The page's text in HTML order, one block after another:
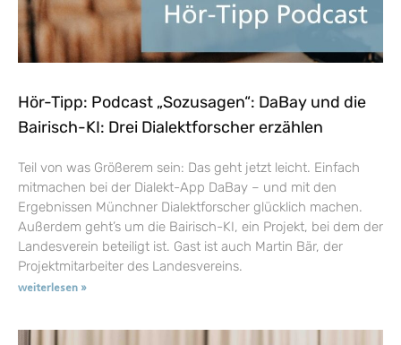
Hör-Tipp: Podcast „Sozusagen“: DaBay und die
Bairisch-KI: Drei Dialektforscher erzählen
Teil von was Größerem sein: Das geht jetzt leicht. Einfach
mitmachen bei der Dialekt-App DaBay – und mit den
Ergebnissen Münchner Dialektforscher glücklich machen.
Außerdem geht’s um die Bairisch-KI, ein Projekt, bei dem der
Landesverein beteiligt ist. Gast ist auch Martin Bär, der
Projektmitarbeiter des Landesvereins.
weiterlesen »